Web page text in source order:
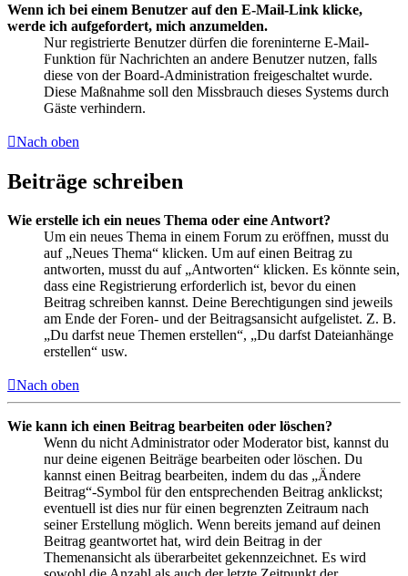
Wenn ich bei einem Benutzer auf den E-Mail-Link klicke,
werde ich aufgefordert, mich anzumelden.
Nur registrierte Benutzer dürfen die foreninterne E-Mail-
Funktion für Nachrichten an andere Benutzer nutzen, falls
diese von der Board-Administration freigeschaltet wurde.
Diese Maßnahme soll den Missbrauch dieses Systems durch
Gäste verhindern.
Nach oben
Beiträge schreiben
Wie erstelle ich ein neues Thema oder eine Antwort?
Um ein neues Thema in einem Forum zu eröffnen, musst du
auf „Neues Thema“ klicken. Um auf einen Beitrag zu
antworten, musst du auf „Antworten“ klicken. Es könnte sein,
dass eine Registrierung erforderlich ist, bevor du einen
Beitrag schreiben kannst. Deine Berechtigungen sind jeweils
am Ende der Foren- und der Beitragsansicht aufgelistet. Z. B.
„Du darfst neue Themen erstellen“, „Du darfst Dateianhänge
erstellen“ usw.
Nach oben
Wie kann ich einen Beitrag bearbeiten oder löschen?
Wenn du nicht Administrator oder Moderator bist, kannst du
nur deine eigenen Beiträge bearbeiten oder löschen. Du
kannst einen Beitrag bearbeiten, indem du das „Ändere
Beitrag“-Symbol für den entsprechenden Beitrag anklickst;
eventuell ist dies nur für einen begrenzten Zeitraum nach
seiner Erstellung möglich. Wenn bereits jemand auf deinen
Beitrag geantwortet hat, wird dein Beitrag in der
Themenansicht als überarbeitet gekennzeichnet. Es wird